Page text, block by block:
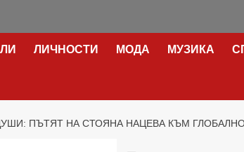
ЛИЧНОСТИ МОДА МУЗИКА
ПЪТЯТ НА СТОЯНА НАЦЕВА КЪМ